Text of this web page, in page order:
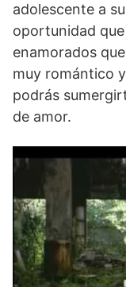
adolescente a
oportunidad
enamorados
muy romántico y
podrás
de amor.